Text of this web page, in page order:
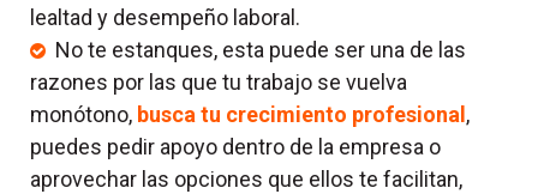
lealtad y desempeño laboral.
No te estanques, esta puede ser una de las
razones por las que tu trabajo se vuelva
monótono, busca tu crecimiento profesional ,
puedes pedir apoyo dentro de la empresa o
aprovechar las opciones que ellos te facilitan,